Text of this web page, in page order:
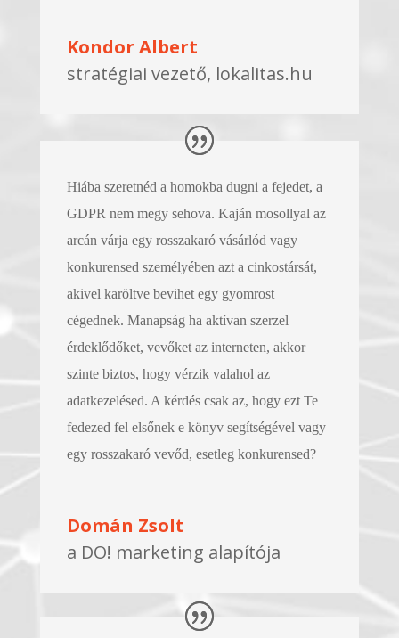
Kondor Albert
stratégiai vezető, lokalitas.hu
Hiába szeretnéd a homokba dugni a fejedet, a
GDPR nem megy sehova. Kaján mosollyal az
arcán várja egy rosszakaró vásárlód vagy
konkurensed személyében azt a cinkostársát,
akivel karöltve bevihet egy gyomrost
cégednek. Manapság ha aktívan szerzel
érdeklődőket, vevőket az interneten, akkor
szinte biztos, hogy vérzik valahol az
adatkezelésed. A kérdés csak az, hogy ezt Te
fedezed fel elsőnek e könyv segítségével vagy
egy rosszakaró vevőd, esetleg konkurensed?
Domán Zsolt
a DO! marketing alapítója